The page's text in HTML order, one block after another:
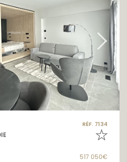
RÉF. 7134
517 050€